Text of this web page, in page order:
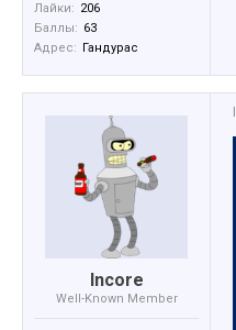
Лайки: 206
Баллы: 63
Адрес: Гандурас
Incore
Well-Known Member